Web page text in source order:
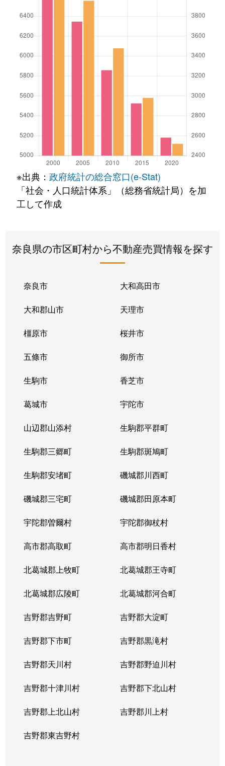
※出典： 政府統計の総合窓口(e-Stat)
「社会・人口統計体系」（総務省統計局）を加
工して作成
奈良県の市区町村から不動産売買情報を探す
奈良市 大和高田市
大和郡山市 天理市
橿原市 桜井市
五條市 御所市
生駒市 香芝市
葛城市 宇陀市
山辺郡山添村 生駒郡平群町
生駒郡三郷町 生駒郡斑鳩町
生駒郡安堵町 磯城郡川西町
磯城郡三宅町 磯城郡田原本町
宇陀郡曽爾村 宇陀郡御杖村
高市郡高取町 高市郡明日香村
北葛城郡上牧町 北葛城郡王寺町
北葛城郡広陵町 北葛城郡河合町
吉野郡吉野町 吉野郡大淀町
吉野郡下市町 吉野郡黒滝村
吉野郡天川村 吉野郡野迫川村
吉野郡十津川村 吉野郡下北山村
吉野郡上北山村 吉野郡川上村
吉野郡東吉野村